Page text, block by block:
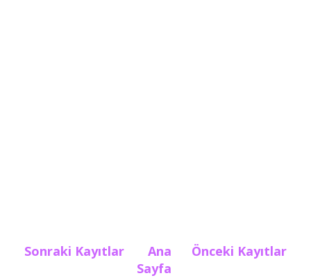
Sonraki Kayıtlar Önceki Kayıtlar
Ana
Sayfa